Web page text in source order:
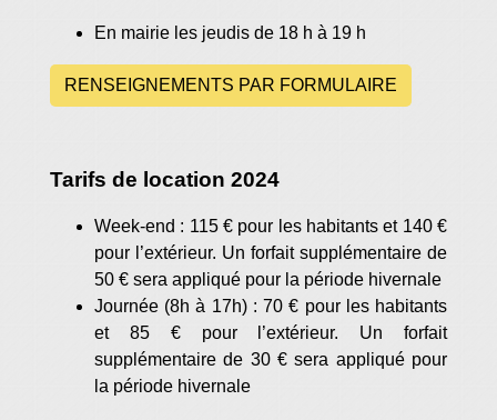
En mairie les jeudis de 18 h à 19 h
RENSEIGNEMENTS PAR FORMULAIRE
Tarifs de location 2024
Week-end : 115 € pour les habitants et 140 €
pour l’extérieur. Un forfait supplémentaire de
50 € sera appliqué pour la période hivernale
Journée (8h à 17h) : 70 € pour les habitants
et 85 € pour l’extérieur. Un forfait
supplémentaire de 30 € sera appliqué pour
la période hivernale